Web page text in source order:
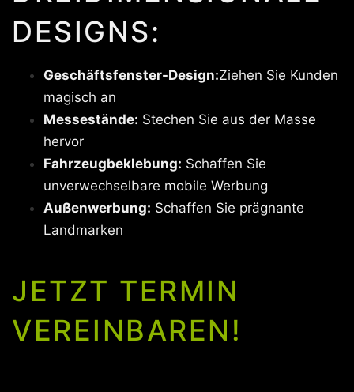
DESIGNS:
Geschäftsfenster-Design:Ziehen Sie Kunden
magisch an
Messestände: Stechen Sie aus der Masse
hervor
Fahrzeugbeklebung: Schaffen Sie
unverwechselbare mobile Werbung
Außenwerbung: Schaffen Sie prägnante
Landmarken
JETZT TERMIN
VEREINBAREN!